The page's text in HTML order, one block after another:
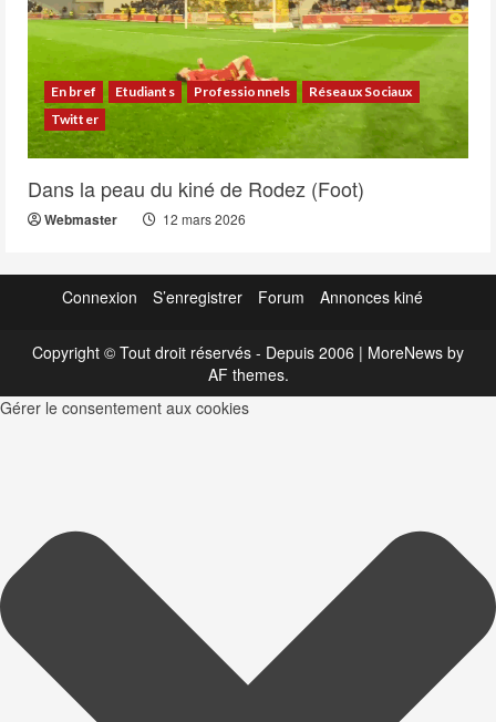
En bref Etudiants Professionnels
Réseaux Sociaux
Twitter
Dans la peau du kiné de Rodez (Foot)
Webmaster 12 mars 2026
Connexion S’enregistrer Forum Annonces kiné
Copyright © Tout droit réservés - Depuis 2006 | MoreNews by
AF themes.
Gérer le consentement aux cookies